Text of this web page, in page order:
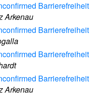
Barrierefreiheit
Arkenau
Barrierefreiheit
Barrierefreiheit
Barrierefreiheit
Arkenau